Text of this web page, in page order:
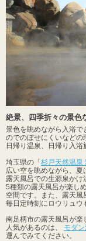
絶景、四季折々の景色
景色を眺めながら入浴
のでのぼせにくいなどの
日帰り温泉、日帰り入浴
埼玉県の「 杉戸天然温泉
広い空を眺めながら、夏
露天風呂での生源泉かけ
5種類の露天風呂が楽し
空間です。また、露天風
毎日定時刻にロウリュウ
南足柄市の露天風呂が楽
人気があるのは、 モダ
運んでみてください。